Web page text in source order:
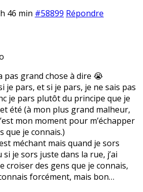
46 min #58899 Répondre
a pas grand chose à dire 😭
je pars, et si je pars, je ne sais pas
je pars plutôt du principe que je
été (à mon plus grand malheur,
mon moment pour m’échapper
que je connais.)
méchant mais quand je sors
je sors juste dans la rue, j’ai
croiser des gens que je connais,
forcément, mais bon…